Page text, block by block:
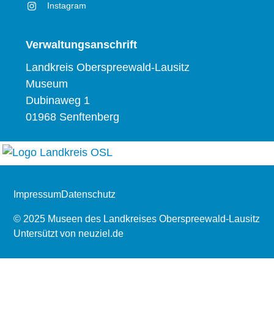
Instagram
Verwaltungsanschrift
Landkreis Oberspreewald-Lausitz
Museum
Dubinaweg 1
01968 Senftenberg
© 2025 Museen des Landkreises Oberspreewald-Lausitz
Untersützt von neuziel.de
ImpressumDatenschutz